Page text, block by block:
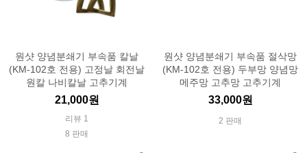
원샷 양념분쇄기 부속품 칼날
(KM-102호 전용) 고정날 회전날
원칼 나비칼날 고추기계
21,000원
리뷰 1
8 판매
원샷 양념분쇄기 부속품 절삭망
(KM-102호 전용) 두부망 양념망
메주망 고추망 고추기계
33,000원
2 판매